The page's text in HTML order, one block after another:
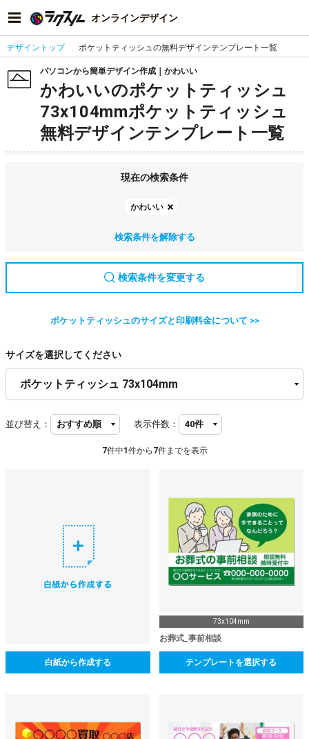
オンラインデザイン
デザイントップ ポケットティッシュの無料デザインテンプレート一覧
パソコンから簡単デザイン作成｜かわいい
かわいいのポケットティッシュ
73x104mmポケットティッシュ
無料デザインテンプレート一覧
現在の検索条件
かわいい
検索条件を解除する
検索条件を変更する
ポケットティッシュのサイズと印刷料金について >>
サイズを選択してください
並び替え： 表示件数：
7件中1 件から 7件までを表示
白紙から作成する
73x104mm
お葬式_事前相談
テンプレートを選択する